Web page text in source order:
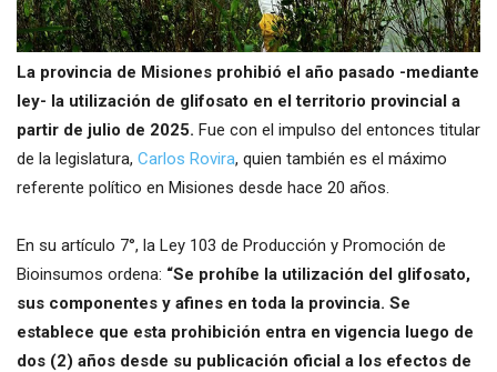
La provincia de Misiones prohibió el año pasado -mediante
ley- la utilización de glifosato en el territorio provincial a
partir de julio de 2025. Fue con el impulso del entonces titular
de la legislatura, Carlos Rovira, quien también es el máximo
referente político en Misiones desde hace 20 años.
En su artículo 7°, la Ley 103 de Producción y Promoción de
Bioinsumos ordena: “Se prohíbe la utilización del glifosato,
sus componentes y afines en toda la provincia. Se
establece que esta prohibición entra en vigencia luego de
dos (2) años desde su publicación oficial a los efectos de